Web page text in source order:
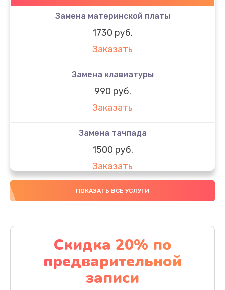
Замена материнской платы
1730 руб.
Заказать
Замена клавиатуры
990 руб.
Заказать
Замена тачпада
1500 руб.
Заказать
Замена южного моста
Заказать
Чистка от пыли
1060 руб.
Заказать
ПОКАЗАТЬ ВСЕ УСЛУГИ
Скидка 20% по
предварительной
записи